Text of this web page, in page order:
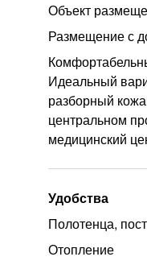
Объект
Размещение с
Идеальный
разборный
центральном
медицинский
Удобства
Полотенца,
Отопление